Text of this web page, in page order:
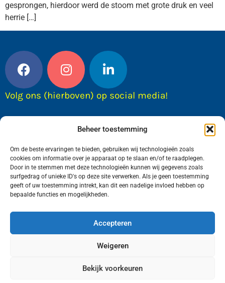
Beheer toestemming
Om de beste ervaringen te bieden, gebruiken wij technologieën zoals
cookies om informatie over je apparaat op te slaan en/of te raadplegen.
Door in te stemmen met deze technologieën kunnen wij gegevens zoals
surfgedrag of unieke ID's op deze site verwerken. Als je geen toestemming
geeft of uw toestemming intrekt, kan dit een nadelige invloed hebben op
bepaalde functies en mogelijkheden.
Accepteren
Weigeren
Bekijk voorkeuren
gesprongen, hierdoor werd de stoom met grote druk en veel
herrie […]
Volg ons (hierboven) op social media!
Wij van FranekerActueel.nl verzorgen het nieuws
in de Gemeente Waadhoeke. Met als hoofdplaats
Copyright © FranekerActueel 2009-2026